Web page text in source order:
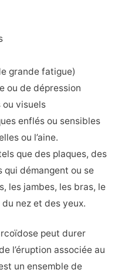
grande fatigue)
ou de dépression
ou visuels
enflés ou sensibles
ou l’aine.
que des plaques, des
qui démangent ou se
les jambes, les bras, le
nez et des yeux.
peut durer
l’éruption associée au
un ensemble de